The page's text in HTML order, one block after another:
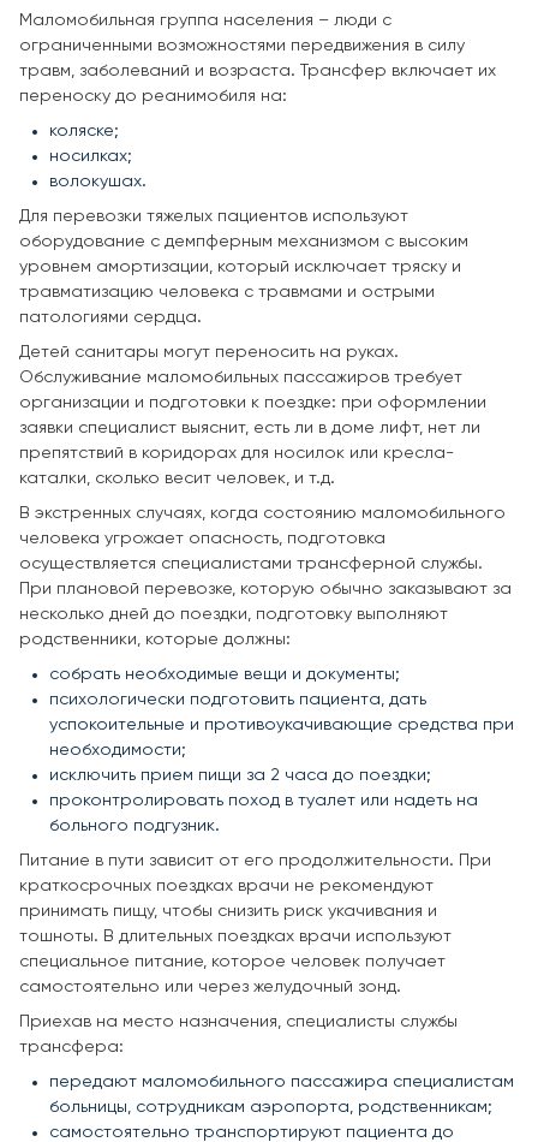
Маломобильная группа населения – люди с
ограниченными возможностями передвижения в силу
травм, заболеваний и возраста. Трансфер включает их
переноску до реанимобиля на:
коляске;
носилках;
волокушах.
Для перевозки тяжелых пациентов используют
оборудование с демпферным механизмом с высоким
уровнем амортизации, который исключает тряску и
травматизацию человека с травмами и острыми
патологиями сердца.
Детей санитары могут переносить на руках.
Обслуживание маломобильных пассажиров требует
организации и подготовки к поездке: при оформлении
заявки специалист выяснит, есть ли в доме лифт, нет ли
препятствий в коридорах для носилок или кресла-
каталки, сколько весит человек, и т.д.
В экстренных случаях, когда состоянию маломобильного
человека угрожает опасность, подготовка
осуществляется специалистами трансферной службы.
При плановой перевозке, которую обычно заказывают за
несколько дней до поездки, подготовку выполняют
родственники, которые должны:
собрать необходимые вещи и документы;
психологически подготовить пациента, дать
успокоительные и противоукачивающие средства при
необходимости;
исключить прием пищи за 2 часа до поездки;
проконтролировать поход в туалет или надеть на
больного подгузник.
Питание в пути зависит от его продолжительности. При
краткосрочных поездках врачи не рекомендуют
принимать пищу, чтобы снизить риск укачивания и
тошноты. В длительных поездках врачи используют
специальное питание, которое человек получает
самостоятельно или через желудочный зонд.
Приехав на место назначения, специалисты службы
трансфера:
передают маломобильного пассажира специалистам
больницы, сотрудникам аэропорта, родственникам;
самостоятельно транспортируют пациента до